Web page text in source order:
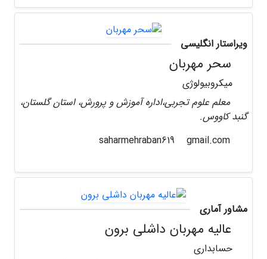
ویراستار انگلیسی
سحر مهربان
میکروبیولوژی
معلم علوم تجربی،اداره آموزش و پرورش، استان گلستان،
گنبد کاووس.
gmail.com
مشاور آماری
عالیه مهربان داشلی برون
حسابداری